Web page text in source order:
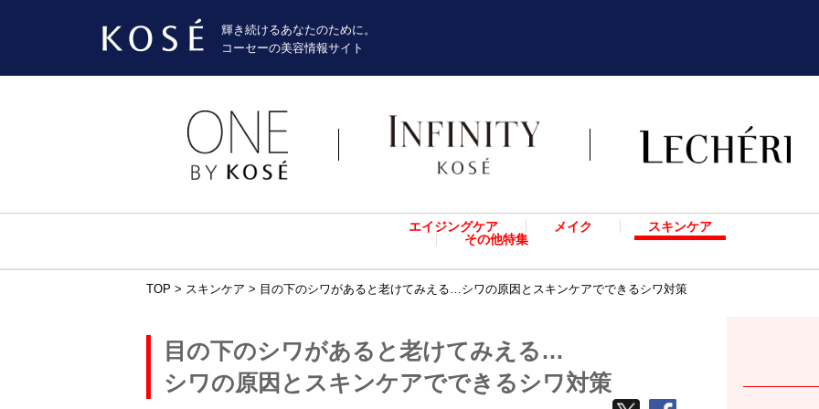
輝き続けるあなたのために。
コーセーの美容情報サイト
エイジングケア メイク
スキンケア
その他特集
TOP > スキンケア > 目の下のシワがあると老けてみえる…シワの原因とスキンケアでできるシワ対策
目の下のシワがあると老けてみえる…
シワの原因とスキンケアでできるシワ対策